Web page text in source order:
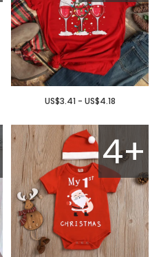
US$3.41 - US$4.18
4+